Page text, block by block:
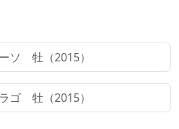
ソ 牡（2015）
ゴ 牡（2015）